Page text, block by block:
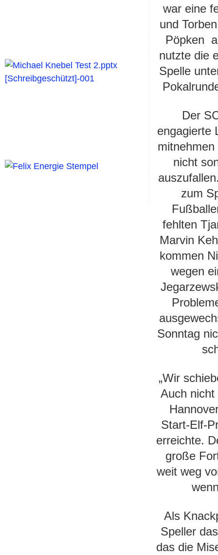
war eine
und
Pöpken
nutzte die
Spelle
Der
engagierte
nicht
zum
fehlten
Marvin
kommen
wegen
Sonntag
„Wir
Auch nicht
Start-Elf-
erreichte.
große
weit weg
Als
Speller
das die